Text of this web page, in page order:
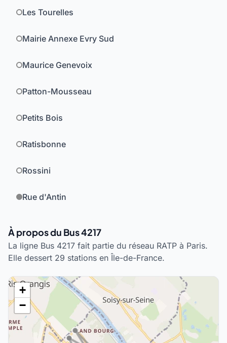
Les Tourelles
Mairie Annexe Evry Sud
Maurice Genevoix
Patton-Mousseau
Petits Bois
Ratisbonne
Rossini
Rue d'Antin
À propos du Bus 4217
La ligne Bus 4217 fait partie du réseau RATP à Paris.
Elle dessert 29 stations en Île-de-France.
+
−